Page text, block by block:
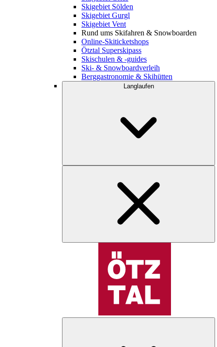
Skigebiet Sölden
Skigebiet Gurgl
Skigebiet Vent
Rund ums Skifahren & Snowboarden
Online-Skiticketshops
Ötztal Superskipass
Skischulen & -guides
Ski- & Snowboardverleih
Berggastronomie & Skihütten
Langlaufen